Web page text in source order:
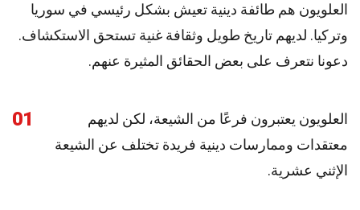
العلويون هم طائفة دينية تعيش بشكل رئيسي في سوريا
وتركيا. لديهم تاريخ طويل وثقافة غنية تستحق الاستكشاف.
دعونا نتعرف على بعض الحقائق المثيرة عنهم.
01
العلويون يعتبرون فرعًا من الشيعة، لكن لديهم
معتقدات وممارسات دينية فريدة تختلف عن الشيعة
الإثني عشرية.